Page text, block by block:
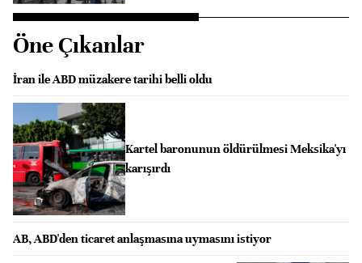
Öne Çıkanlar
İran ile ABD müzakere tarihi belli oldu
Kartel baronunun öldürülmesi Meksika'yı
karışırdı
AB, ABD'den ticaret anlaşmasına uymasını istiyor